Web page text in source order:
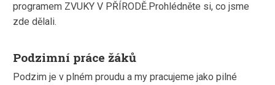
programem ZVUKY V PŘÍRODĚ.Prohlédněte si, co jsme
zde dělali.
Podzimní práce žáků
Podzim je v plném proudu a my pracujeme jako pilné